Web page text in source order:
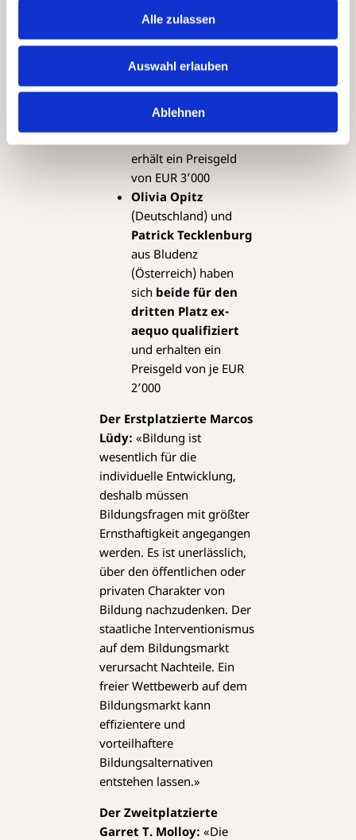
Alle zulassen
Auswahl erlauben
Ablehnen
und erhält ein
Preisgeld von EUR
4’000
seinem Essay für
erhält ein Preisgeld
von EUR 3’000
Olivia Opitz
(Deutschland) und
Patrick Tecklenburg
aus Bludenz
(Österreich) haben
sich beide für den
dritten Platz ex-
aequo qualifiziert
und erhalten ein
Preisgeld von je EUR
2’000
Der Erstplatzierte Marcos
Lüdy:«Bildung ist
wesentlich für die
individuelle Entwicklung,
deshalb müssen
Bildungsfragen mit größter
Ernsthaftigkeit angegangen
werden. Es ist unerlässlich,
über den öffentlichen oder
privaten Charakter von
Bildung nachzudenken. Der
staatliche Interventionismus
auf dem Bildungsmarkt
verursacht Nachteile. Ein
freier Wettbewerb auf dem
Bildungsmarkt kann
eﬃzientere und
vorteilhaftere
Bildungsalternativen
entstehen lassen.»
Der Zweitplatzierte
Garret T. Molloy: «Die